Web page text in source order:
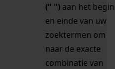
(" ") aan het begin
en einde van uw
zoektermen om
naar de exacte
combinatie van